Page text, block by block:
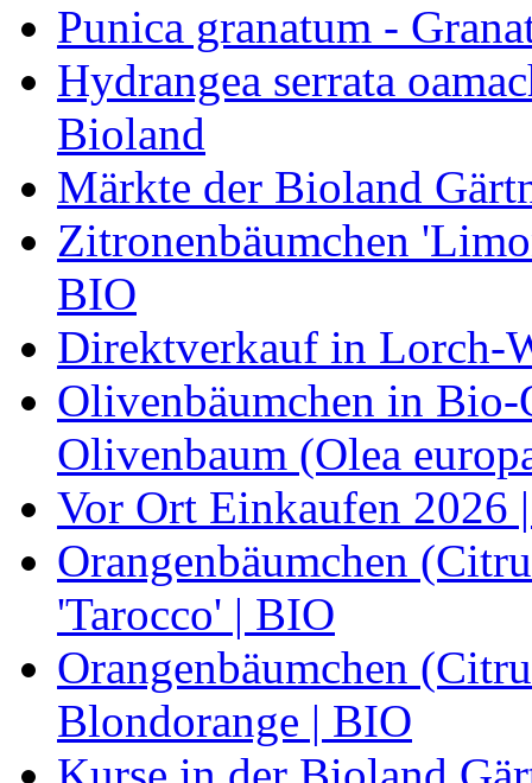
Punica granatum -
Hydrangea serrata
Bioland
Märkte der Bioland
Zitronenbäumchen
BIO
Direktverkauf in Lorch-
Olivenbäumchen in Bio-
Olivenbaum (Olea
Vor Ort Einkaufen 2026
Orangenbäumchen
'Tarocco' | BIO
Orangenbäumchen
Blondorange | BIO